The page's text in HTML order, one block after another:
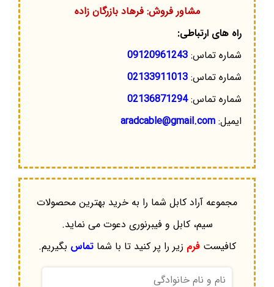
مشاور فروش: فرهاد بازرگان زاده
راه های ارتباطی:
شماره تماس: 09120961243
شماره تماس: 02133911013
شماره تماس:02136871294
ایمیل: aradcable@gmail.com
مجموعه آراد کابل شما را به خرید بهترین محصولات
سیم، کابل و فیبرنوری دعوت می نماید.
کافیستفرم زیر را پر کنید تا با شماتماس بگیریم.